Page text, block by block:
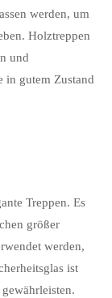
werden, um
Holztreppen
und
in gutem Zustand
Treppen. Es
größer
werden,
ist